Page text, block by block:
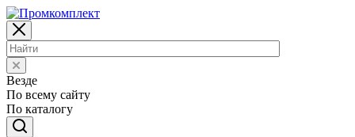
Везде
По всему сайту
По каталогу